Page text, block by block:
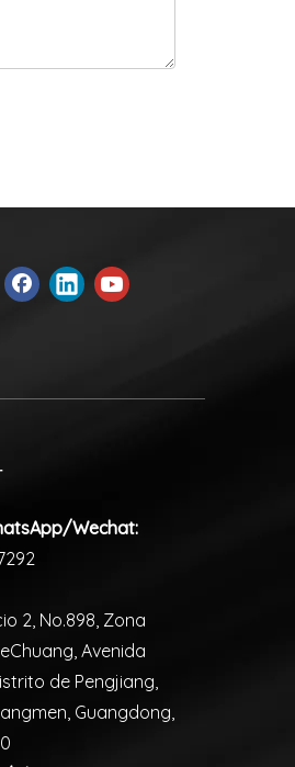
Wechat:
2, No.898, Zona
Avenida
de Pengjiang,
Guangdong,